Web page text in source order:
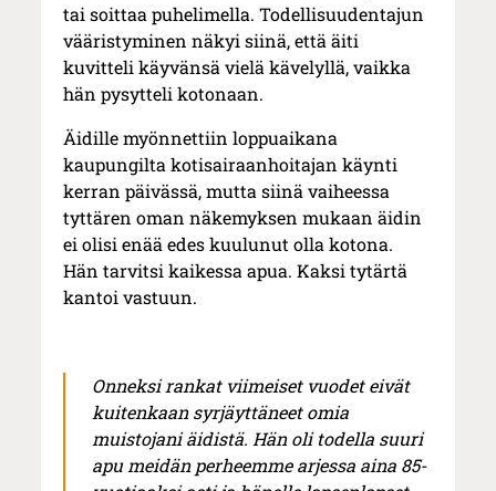
tai soittaa puhelimella. Todellisuudentajun
vääristyminen näkyi siinä, että äiti
kuvitteli käyvänsä vielä kävelyllä, vaikka
hän pysytteli kotonaan.
Äidille myönnettiin loppuaikana
kaupungilta kotisairaanhoitajan käynti
kerran päivässä, mutta siinä vaiheessa
tyttären oman näkemyksen mukaan äidin
ei olisi enää edes kuulunut olla kotona.
Hän tarvitsi kaikessa apua. Kaksi tytärtä
kantoi vastuun.
Onneksi rankat viimeiset vuodet eivät
kuitenkaan syrjäyttäneet omia
muistojani äidistä. Hän oli todella suuri
apu meidän perheemme arjessa aina 85-